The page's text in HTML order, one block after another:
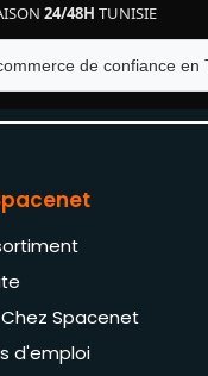
24/48H TUNISIE
de confiance en
Spacenet
d'emploi